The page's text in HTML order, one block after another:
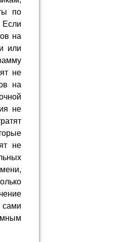
по
на
или
не
на
не
не
сами